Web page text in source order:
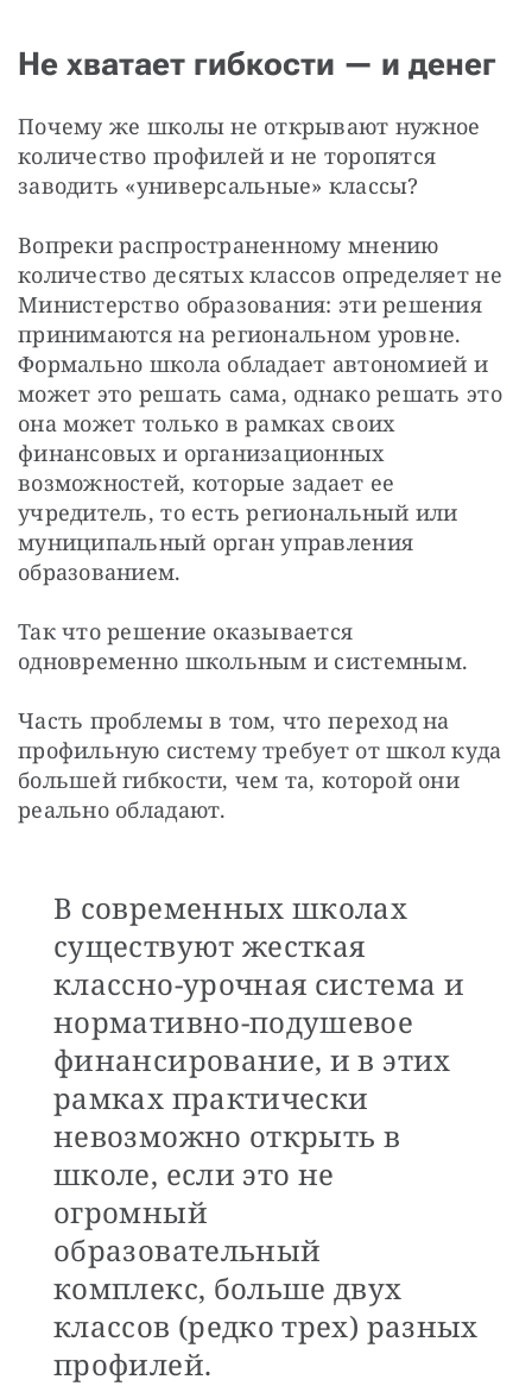
Не хватает гибкости — и денег
Почему же школы не открывают нужное
количество профилей и не торопятся
заводить «универсальные» классы?
Вопреки распространенному мнению
количество десятых классов определяет не
Министерство образования: эти решения
принимаются на региональном уровне.
Формально школа обладает автономией и
может это решать сама, однако решать это
она может только в рамках своих
финансовых и организационных
возможностей, которые задает ее
учредитель, то есть региональный или
муниципальный орган управления
образованием.
Так что решение оказывается
одновременно школьным и системным.
Часть проблемы в том, что переход на
профильную систему требует от школ куда
большей гибкости, чем та, которой они
реально обладают.
В современных школах
существуют жесткая
классно-урочная система и
нормативно-подушевое
финансирование, и в этих
рамках практически
невозможно открыть в
школе, если это не
огромный
образовательный
комплекс, больше двух
классов (редко трех) разных
профилей.